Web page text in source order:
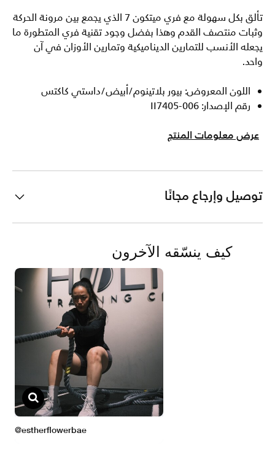
تألق بكل سهولة مع فري ميتكون 7 الذي يجمع بين مرونة الحركة
وثبات منتصف القدم وهذا بفضل وجود تقنية فري المتطورة ما
يجعله الأنسب للتمارين الديناميكية وتمارين الأوزان في آن
واحد.
اللون المعروض: بيور بلاتينوم/أبيض/داستي كاكتس
رقم الإصدار: II7405-006
عرض معلومات المنتج
توصيل وإرجاع مجانًا